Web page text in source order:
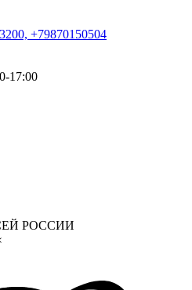
+79870150504
17:00
РОССИИ